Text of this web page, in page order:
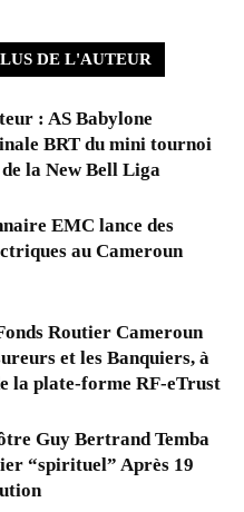
DE L'AUTEUR
: AS Babylone
BRT du mini tournoi
la New Bell Liga
EMC lance des
au Cameroun
Routier Cameroun
et les Banquiers, à
la plate-forme RF-eTrust
Guy Bertrand Temba
“spirituel” Après 19